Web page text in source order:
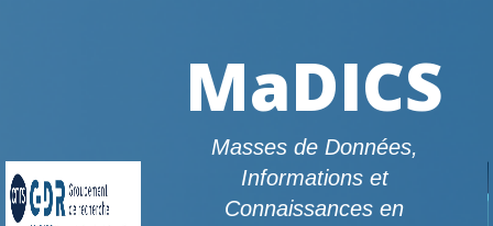
MaDICS
Masses de Données,
Informations et
Connaissances en